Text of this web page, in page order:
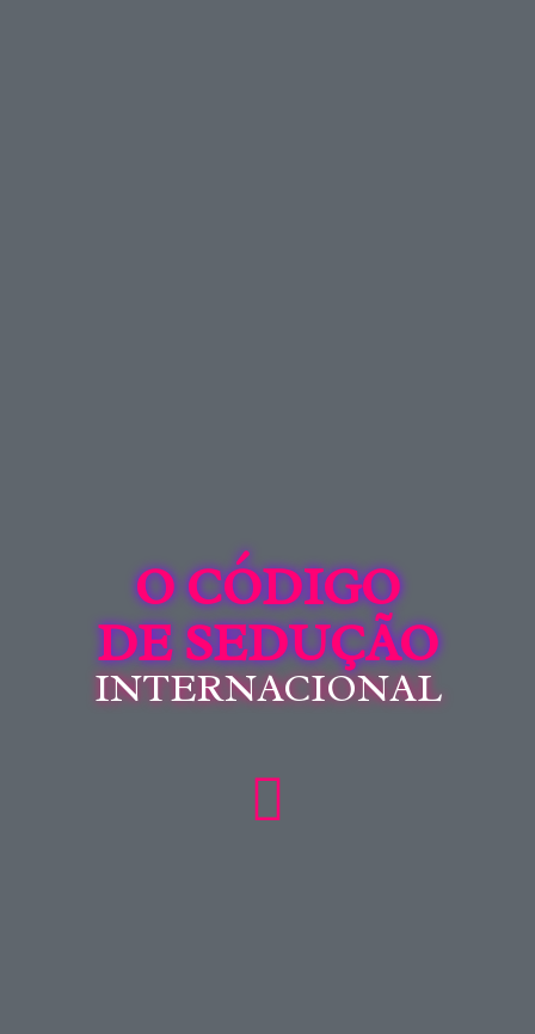
O CÓDIGO
DE SEDUÇÃO
INTERNACIONAL